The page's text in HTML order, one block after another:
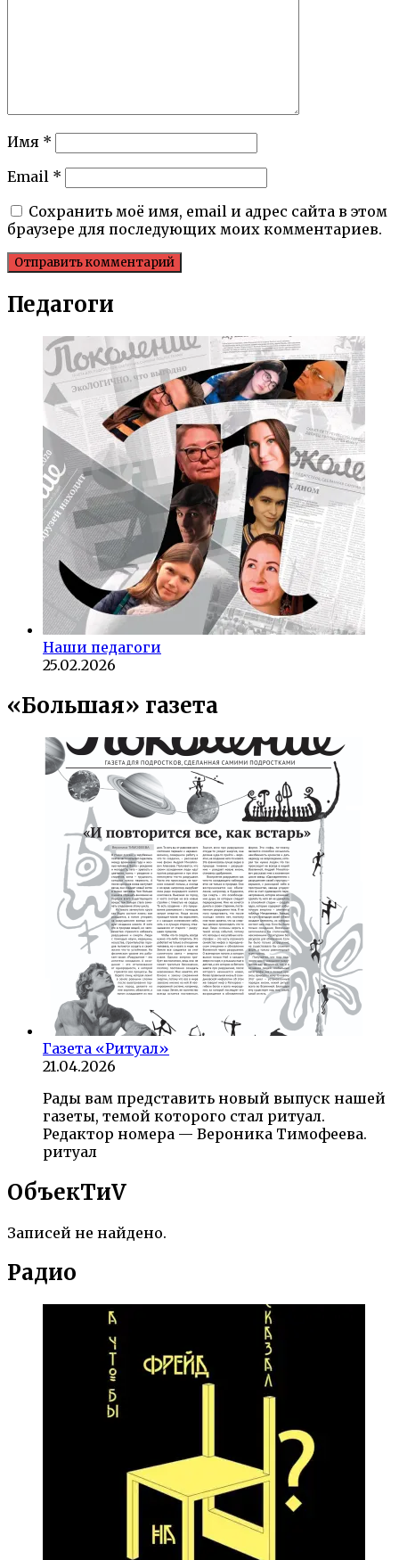
Имя *
Email *
Сохранить моё имя, email и адрес сайта в этом
браузере для последующих моих комментариев.
Педагоги
Наши педагоги
25.02.2026
«Большая» газета
Газета «Ритуал»
21.04.2026
Рады вам представить новый выпуск нашей
газеты, темой которого стал ритуал.
Редактор номера — Вероника Тимофеева.
ритуал
ОбъекTиV
Записей не найдено.
Радио